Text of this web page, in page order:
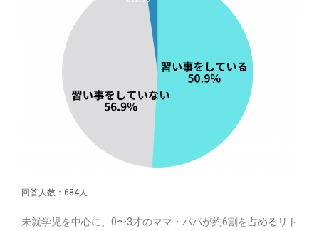
回答人数：684人
未就学児を中心に、0〜3才のママ・パパが約6割を占めるリト